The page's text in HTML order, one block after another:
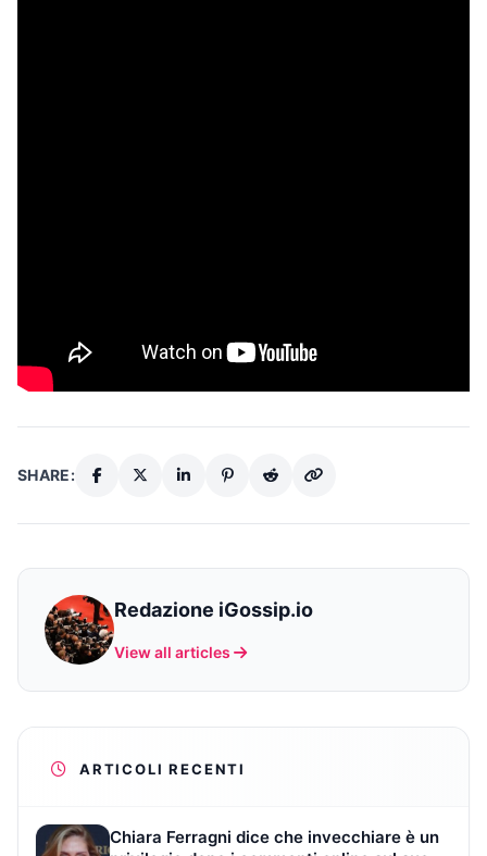
SHARE:
Redazione iGossip.io
View all articles
ARTICOLI RECENTI
Chiara Ferragni dice che invecchiare è un